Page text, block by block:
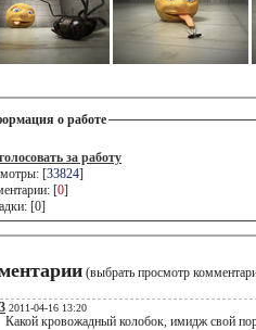
о работе
за работу
[33824]
[0]
закладки: [0]
(выбрать просмотр
2011-04-16 13:20
Какой кровожадный колобок, имидж свой